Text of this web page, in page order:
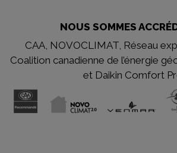
NOUS SOMMES
CAA, NOVOCLIMAT, Réseau
Coalition canadienne de l’énergie
et Daikin Comfort